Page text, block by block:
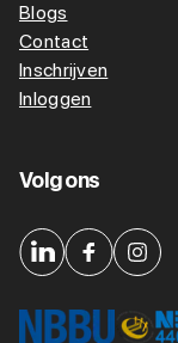
Blogs
Contact
Inschrijven
Inloggen
Volg ons